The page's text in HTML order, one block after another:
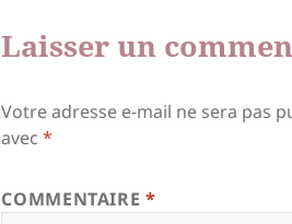
Laisser un
Votre adresse e-mail ne sera pas
avec*
COMMENTAIRE*